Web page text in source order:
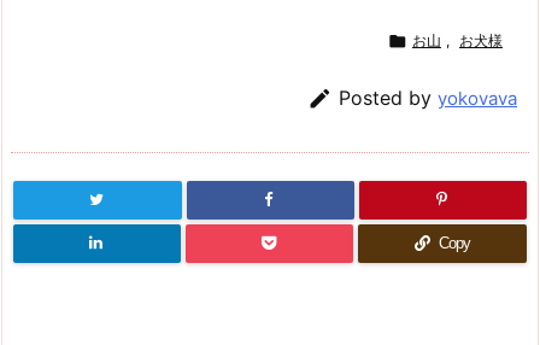
 お山 , お犬様
 Posted by yokovava
Copy